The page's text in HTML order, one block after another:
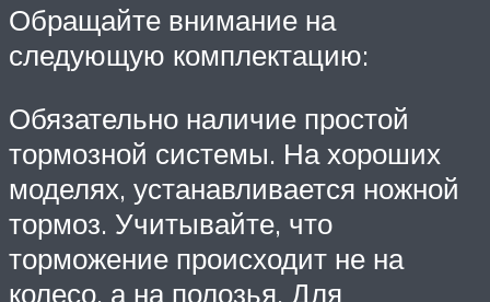
Обращайте внимание на
следующую комплектацию:
Обязательно наличие простой
тормозной системы. На хороших
моделях, устанавливается ножной
тормоз. Учитывайте, что
торможение происходит не на
колесо, а на полозья. Для